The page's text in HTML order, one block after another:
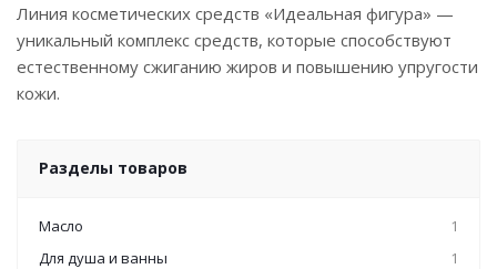
Линия косметических средств «Идеальная фигура» —
уникальный комплекс средств, которые способствуют
естественному сжиганию жиров и повышению упругости
кожи.
Разделы товаров
Масло
1
Для душа и ванны
1